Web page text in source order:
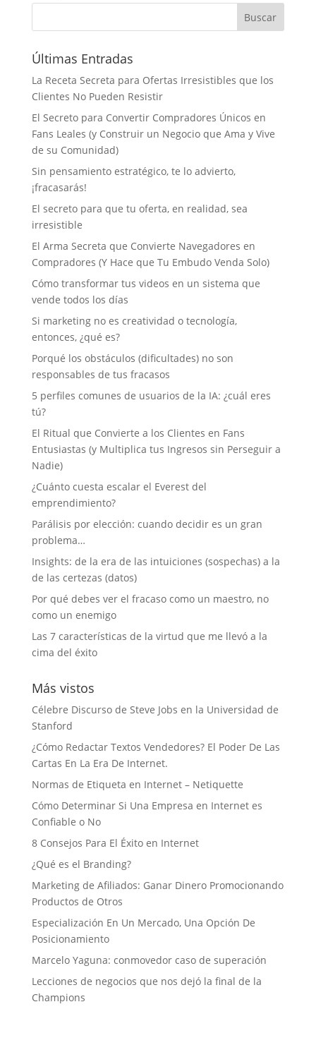
Últimas Entradas
La Receta Secreta para Ofertas Irresistibles que los
Clientes No Pueden Resistir
El Secreto para Convertir Compradores Únicos en
Fans Leales (y Construir un Negocio que Ama y Vive
de su Comunidad)
Sin pensamiento estratégico, te lo advierto,
¡fracasarás!
El secreto para que tu oferta, en realidad, sea
irresistible
El Arma Secreta que Convierte Navegadores en
Compradores (Y Hace que Tu Embudo Venda Solo)
Cómo transformar tus videos en un sistema que
vende todos los días
Si marketing no es creatividad o tecnología,
entonces, ¿qué es?
Porqué los obstáculos (dificultades) no son
responsables de tus fracasos
5 perfiles comunes de usuarios de la IA: ¿cuál eres
tú?
El Ritual que Convierte a los Clientes en Fans
Entusiastas (y Multiplica tus Ingresos sin Perseguir a
Nadie)
¿Cuánto cuesta escalar el Everest del
emprendimiento?
Parálisis por elección: cuando decidir es un gran
problema…
Insights: de la era de las intuiciones (sospechas) a la
de las certezas (datos)
Por qué debes ver el fracaso como un maestro, no
como un enemigo
Las 7 características de la virtud que me llevó a la
cima del éxito
Más vistos
Célebre Discurso de Steve Jobs en la Universidad de
Stanford
¿Cómo Redactar Textos Vendedores? El Poder De Las
Cartas En La Era De Internet.
Normas de Etiqueta en Internet – Netiquette
Cómo Determinar Si Una Empresa en Internet es
Confiable o No
8 Consejos Para El Éxito en Internet
¿Qué es el Branding?
Marketing de Afiliados: Ganar Dinero Promocionando
Productos de Otros
Especialización En Un Mercado, Una Opción De
Posicionamiento
Marcelo Yaguna: conmovedor caso de superación
Lecciones de negocios que nos dejó la final de la
Champions